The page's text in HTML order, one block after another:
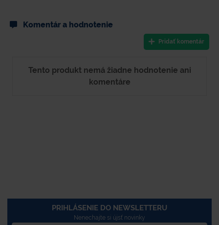
Komentár a hodnotenie
Pridať komentár
Tento produkt nemá žiadne hodnotenie ani
komentáre
PRIHLÁSENIE DO NEWSLETTERU
Nenechajte si újsť novinky